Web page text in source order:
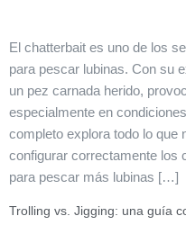
El chatterbait es uno de los
para pescar lubinas. Con su
un pez carnada herido,
especialmente en
completo explora todo lo que
configurar correctamente los
para pescar más lubinas […]
Trolling vs. Jigging: una guía